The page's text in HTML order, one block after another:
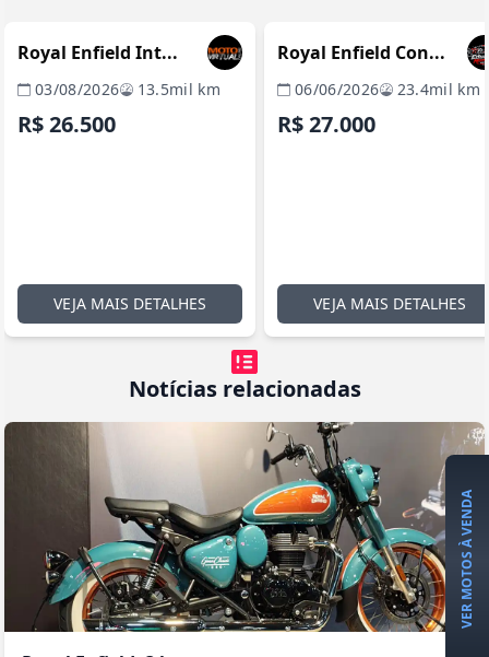
REVENDA VERIFICADA
Royal Enfield Int...
03/08/2026 13.5mil km
R$ 26.500
VEJA MAIS DETALHES
REVENDA VERIFICADA
Royal Enfield Con...
06/06/2026 23.4mil km
R$ 27.000
VEJA MAIS DETALHES
Notícias relacionadas
VER MOTOS À VENDA